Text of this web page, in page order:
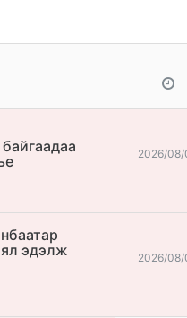
2026/08/
ял эдэлж
2026/08/